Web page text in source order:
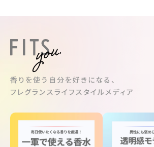
香りを使う自分を好きになる、
フレグランスライフスタイルメディア